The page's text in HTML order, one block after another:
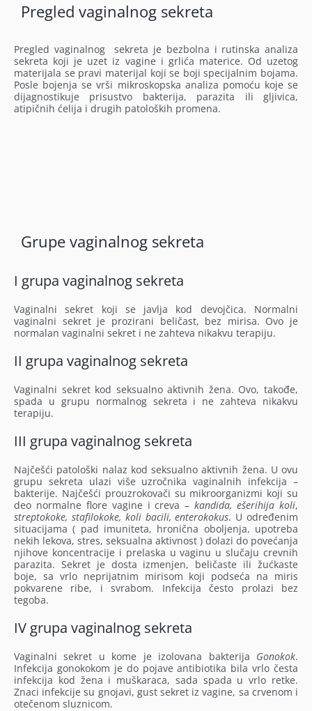
Pregled vaginalnog sekreta
Pregled vaginalnog sekreta je bezbolna i rutinska analiza
sekreta koji je uzet iz vagine i grlića materice. Od uzetog
materijala se pravi materijal koji se boji specijalnim bojama.
Posle bojenja se vrši mikroskopska analiza pomoću koje se
dijagnostikuje prisustvo bakterija, parazita ili gljivica,
atipičnih ćelija i drugih patoloških promena.
Grupe vaginalnog sekreta
I grupa vaginalnog sekreta
Vaginalni sekret koji se javlja kod devojčica. Normalni
vaginalni sekret je prozirani beličast, bez mirisa. Ovo je
normalan vaginalni sekret i ne zahteva nikakvu terapiju.
II grupa vaginalnog sekreta
Vaginalni sekret kod seksualno aktivnih žena. Ovo, takođe,
spada u grupu normalnog sekreta i ne zahteva nikakvu
terapiju.
III grupa vaginalnog sekreta
Najčešći patološki nalaz kod seksualno aktivnih žena. U ovu
grupu sekreta ulazi više uzročnika vaginalnih infekcija –
bakterije. Najčešći prouzrokovači su mikroorganizmi koji su
deo normalne flore vagine i creva –kandida, ešerihija koli,
streptokoke, stafilokoke, koli bacili, enterokokus. U određenim
situacijama ( pad imuniteta, hronična oboljenja, upotreba
nekih lekova, stres, seksualna aktivnost ) dolazi do povećanja
njihove koncentracije i prelaska u vaginu u slučaju crevnih
parazita. Sekret je dosta izmenjen, beličaste ili žućkaste
boje, sa vrlo neprijatnim mirisom koji podseća na miris
pokvarene ribe, i svrabom. Infekcija često prolazi bez
tegoba.
IV grupa vaginalnog sekreta
Vaginalni sekret u kome je izolovana bakterija Gonokok.
Infekcija gonokokom je do pojave antibiotika bila vrlo česta
infekcija kod žena i muškaraca, sada spada u vrlo retke.
Znaci infekcije su gnojavi, gust sekret iz vagine, sa crvenom i
otečenom sluznicom.